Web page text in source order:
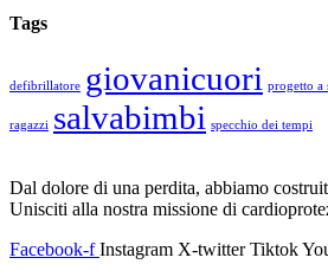
Tags
defibrillatore giovanicuori progetto a
ragazzi salvabimbi specchio dei tempi
Dal dolore di una perdita, abbiamo
Unisciti alla nostra missione di
Facebook-f Instagram X-twitter Tiktok